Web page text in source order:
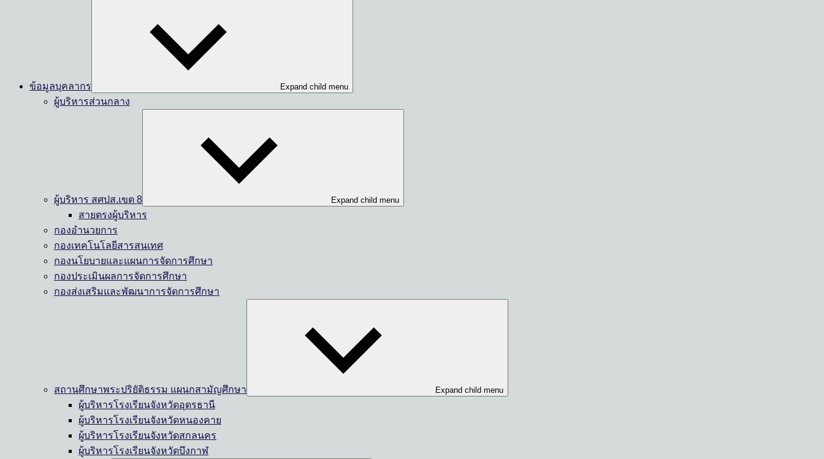
ข้อมูลบุคลากร Expand child menu
ผู้บริหารส่วนกลาง
ผู้บริหาร สศปส.เขต 8 Expand child menu
สายตรงผู้บริหาร
กองอำนวยการ
กองเทคโนโลยีสารสนเทศ
กองนโยบายและแผนการจัดการศึกษา
กองประเมินผลการจัดการศึกษา
กองส่งเสริมและพัฒนาการจัดการศึกษา
สถานศึกษาพระปริยัติธรรม แผนกสามัญศึกษา Expand child menu
ผู้บริหารโรงเรียนจังหวัดอุดรธานี
ผู้บริหารโรงเรียนจังหวัดหนองคาย
ผู้บริหารโรงเรียนจังหวัดสกลนคร
ผู้บริหารโรงเรียนจังหวัดบึงกาฬ